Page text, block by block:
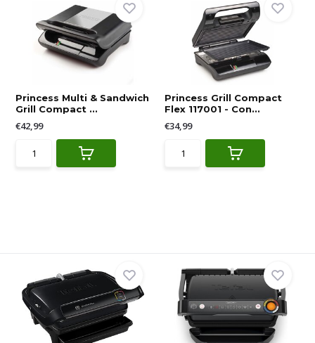
Princess Multi & Sandwich
Grill Compact ...
€42,99
Princess Grill Compact
Flex 117001 - Con...
€34,99